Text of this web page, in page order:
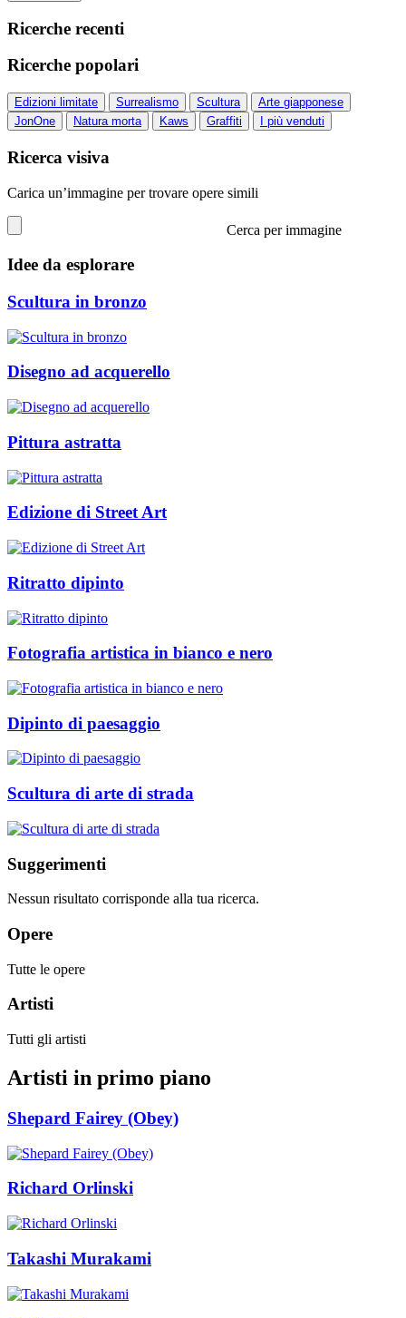
Ricerche recenti
Ricerche popolari
Edizioni limitate Surrealismo Scultura
Arte giapponese
JonOne
Natura morta Kaws Graffiti I più venduti
Ricerca visiva
Carica un’immagine per trovare opere simili
Cerca per immagine
Idee da esplorare
Scultura in bronzo
Disegno ad acquerello
Pittura astratta
Edizione di Street Art
Ritratto dipinto
Fotografia artistica in bianco e nero
Dipinto di paesaggio
Scultura di arte di strada
Suggerimenti
Nessun risultato corrisponde alla tua ricerca.
Opere
Tutte le opere
Artisti
Tutti gli artisti
Artisti in primo piano
Shepard Fairey (Obey)
Richard Orlinski
Takashi Murakami